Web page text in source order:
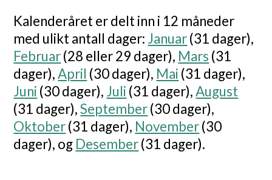
Kalenderåret er delt inn i 12 måneder
med ulikt antall dager: Januar(31 dager),
Februar(28 eller 29 dager), Mars (31
dager),April (30 dager), Mai (31 dager),
Juni (30 dager), Juli (31 dager),August
(31 dager),September(30 dager),
Oktober(31 dager), November(30
dager), og Desember(31 dager).